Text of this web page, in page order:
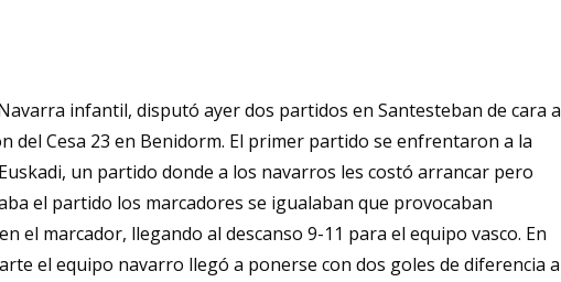
infantil, disputó ayer dos partidos en Santesteban de cara a
del Cesa 23 en Benidorm. El primer partido se enfrentaron a la
un partido donde a los navarros les costó arrancar pero
el partido los marcadores se igualaban que provocaban
el marcador, llegando al descanso 9-11 para el equipo vasco. En
el equipo navarro llegó a ponerse con dos goles de diferencia a